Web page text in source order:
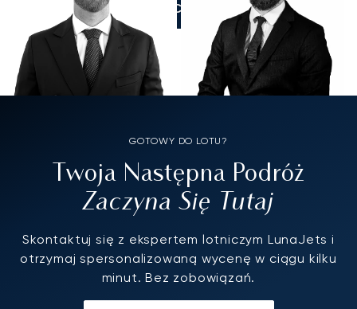
ZADZWOŃCIE DO NAS
GOTOWY DO LOTU?
Twoja Następna Podróż
Zaczyna Się Tutaj
Skontaktuj się z ekspertem lotniczym LunaJets i
otrzymaj spersonalizowaną wycenę w ciągu kilku
minut. Bez zobowiązań.